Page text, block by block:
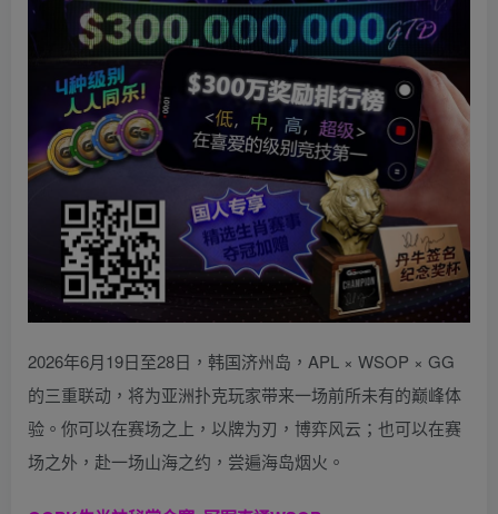
2026年6月19日至28日，韩国济州岛，APL × WSOP × GG
的三重联动，将为亚洲扑克玩家带来一场前所未有的巅峰体
验。 你可以在赛场之上，以牌为刃，博弈风云；也可以在赛
场之外，赴一场山海之约，尝遍海岛烟火。